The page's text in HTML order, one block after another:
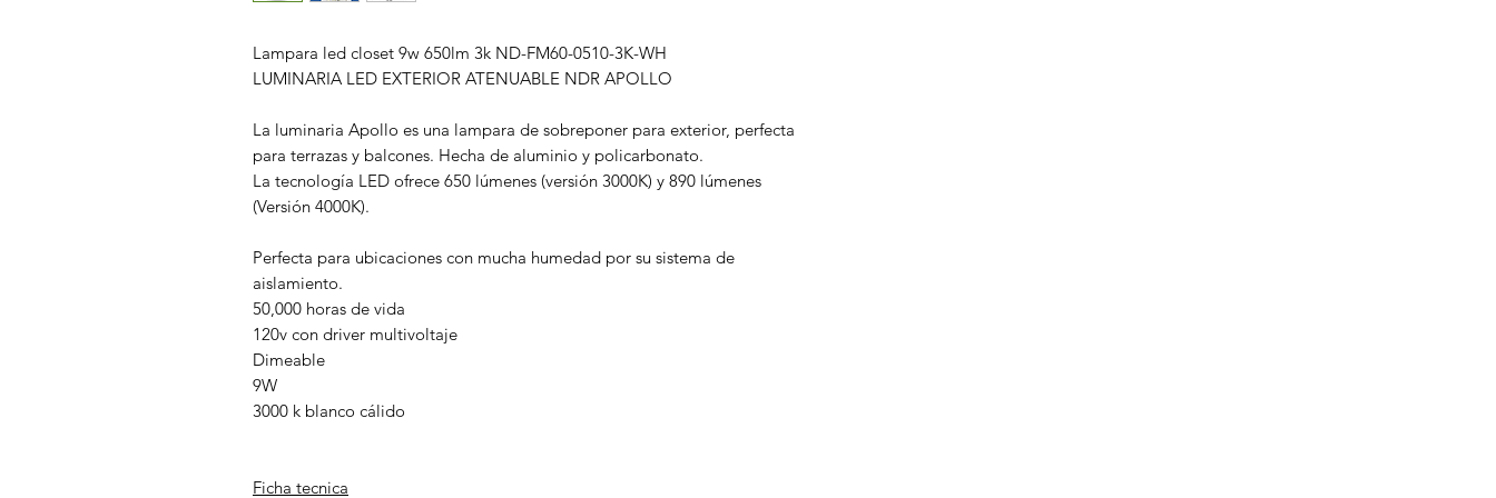
Lampara led closet 9w 650lm 3k ND-FM60-0510-3K-WH
LUMINARIA LED EXTERIOR ATENUABLE NDR APOLLO
La luminaria Apollo es una lampara de sobreponer para exterior, perfecta
para terrazas y balcones. Hecha de aluminio y policarbonato.
La tecnología LED ofrece 650 lúmenes (versión 3000K) y 890 lúmenes
(Versión 4000K).
Perfecta para ubicaciones con mucha humedad por su sistema de
aislamiento.
50,000 horas de vida
120v con driver multivoltaje
Dimeable
9W
3000 k blanco cálido
Ficha tecnica